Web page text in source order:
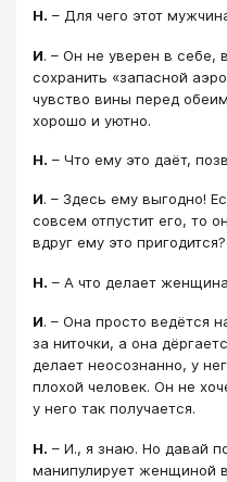
Н. – Для чего этот
И. – Он не уверен в себе,
сохранить «запасной
чувство вины перед
хорошо и уютно.
Н. – Что ему это даёт,
И. – Здесь ему выгодно!
совсем отпустит его, то
вдруг ему это пригодится?
Н. – А что делает
И. – Она просто ведётся
за ниточки, а она
делает неосознанно, у
плохой человек. Он не
у него так получается.
Н. – И., я знаю. Но давай
манипулирует женщиной